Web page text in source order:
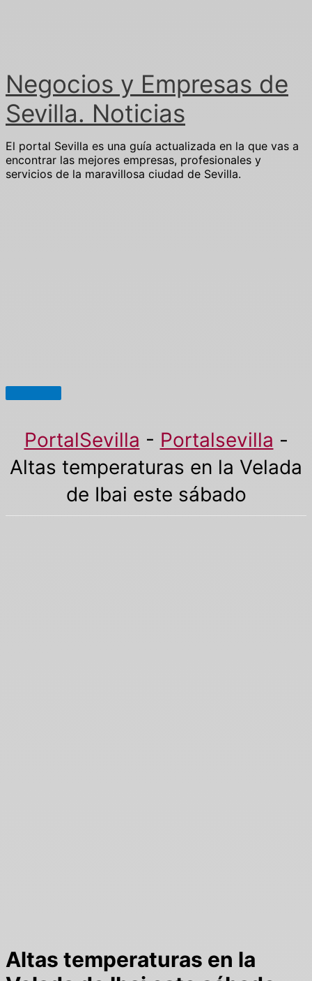
Negocios y Empresas de
Sevilla. Noticias
El portal Sevilla es una guía actualizada en la que vas a
encontrar las mejores empresas, profesionales y
servicios de la maravillosa ciudad de Sevilla.
Menú
PortalSevilla - Portalsevilla -
Altas temperaturas en la Velada
de Ibai este sábado
Altas temperaturas en la